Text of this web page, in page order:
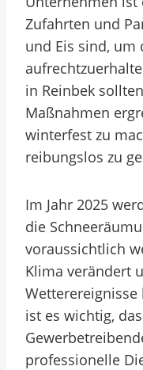
Zufahrten und
und Eis sind, um
in Reinbek
Maßnahmen
winterfest zu
reibungslos zu
Im Jahr 2025
die
voraussichtlich
Klima verändert
ist es wichtig,
professionelle